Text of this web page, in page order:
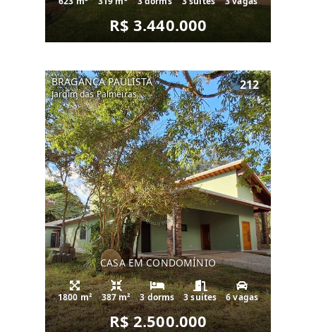
R$ 3.440.000
BRAGANÇA PAULISTA
Jardim das Palmeiras
212
CASA EM CONDOMÍNIO
1800 m² 387 m² 3 dorms 3 suítes 6 vagas
R$ 2.500.000